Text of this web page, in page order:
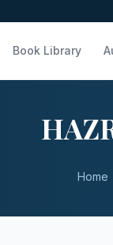
Book Library
Home